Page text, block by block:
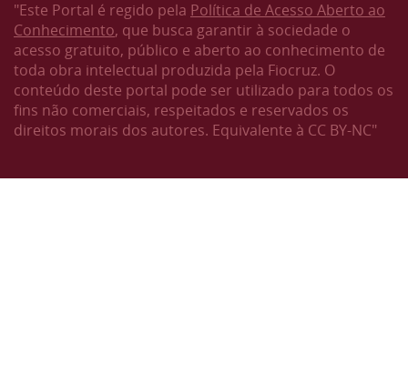
"Este Portal é regido pela Política de Acesso Aberto ao
Conhecimento, que busca garantir à sociedade o
acesso gratuito, público e aberto ao conhecimento de
toda obra intelectual produzida pela Fiocruz. O
conteúdo deste portal pode ser utilizado para todos os
fins não comerciais, respeitados e reservados os
direitos morais dos autores. Equivalente à CC BY-NC"